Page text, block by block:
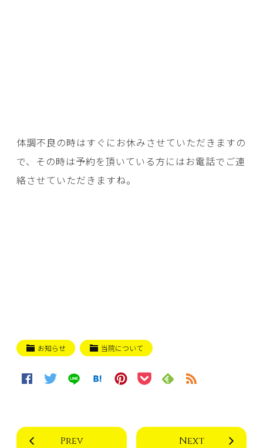
体調不良の時はすぐにお休みさせていただきますの
で、その時は予約を頂いている方にはお電話でご連
絡させていただきますね。
お知らせ 当院について
Prev Next